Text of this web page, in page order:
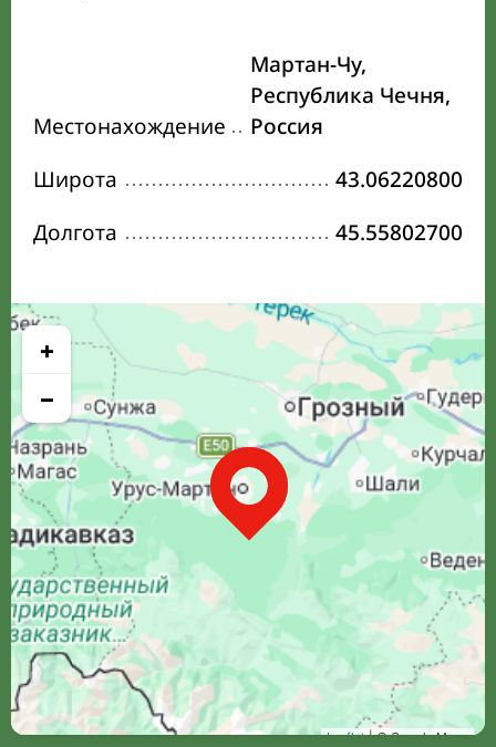
Местонахождение
Мартан-Чу,
Республика Чечня,
Россия
Широта
43.06220800
Долгота
45.55802700
+
−
Leaflet| © Google Maps